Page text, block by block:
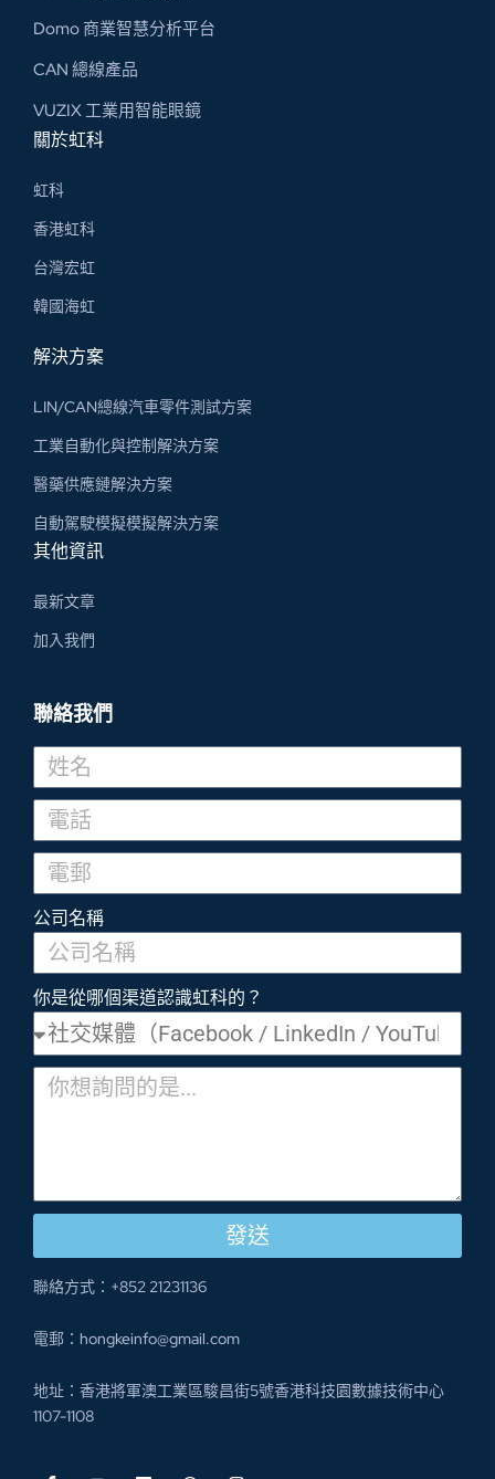
Domo 商業智慧分析平台
CAN 總線​產品
VUZIX 工業用智能眼鏡
關於虹科
虹科
香港虹科
台灣宏虹
韓國海虹
解決方案
LIN/CAN總線汽車零件測試方案
工業自動化與控制解決方案
醫藥供應鏈解決方案
自動駕駛模擬模擬解決方案
其他資訊
最新文章
加入我們
聯絡我們
公司名稱
你是從哪個渠道認識虹科的？
發送
聯絡方式：+852 21231136
電郵：hongkeinfo@gmail.com
地址：香港將軍澳工業區駿昌街5號香港科技園數據技術中心
1107-1108